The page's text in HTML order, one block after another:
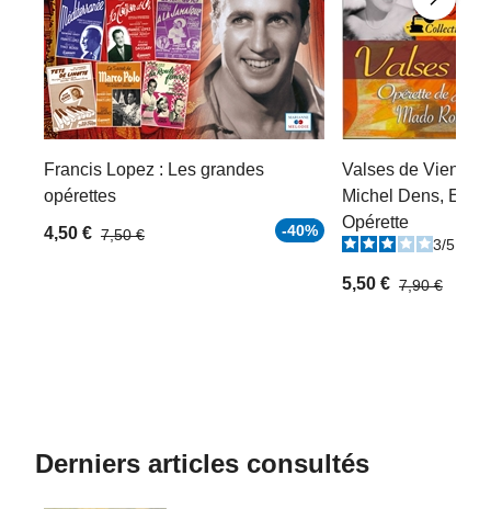
Francis Lopez : Les grandes
opérettes
4,50 € 7,50 € -40%
Valses de Vienne
Michel Dens,
Opérette
3/5
5,50 € 7,90 €
Derniers articles consultés